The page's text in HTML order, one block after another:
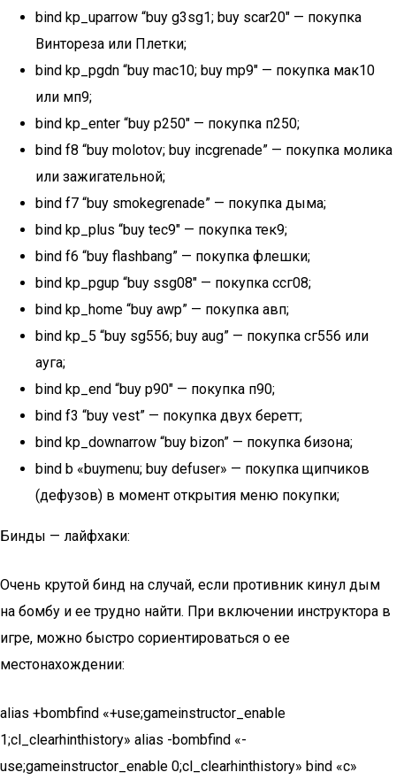
bind kp_uparrow “buy g3sg1; buy scar20″ — покупка
Винтореза или Плетки;
bind kp_pgdn “buy mac10; buy mp9″ — покупка мак10
или мп9;
bind kp_enter “buy p250″ — покупка п250;
bind f8 “buy molotov; buy incgrenade” — покупка молика
или зажигательной;
bind f7 “buy smokegrenade” — покупка дыма;
bind kp_plus “buy tec9″ — покупка тек9;
bind f6 “buy flashbang” — покупка флешки;
bind kp_pgup “buy ssg08″ — покупка ссг08;
bind kp_home “buy awp” — покупка авп;
bind kp_5 “buy sg556; buy aug” — покупка сг556 или
ауга;
bind kp_end “buy p90″ — покупка п90;
bind f3 “buy vest” — покупка двух беретт;
bind kp_downarrow “buy bizon” — покупка бизона;
bind b «buymenu; buy defuser» — покупка щипчиков
(дефузов) в момент открытия меню покупки;
Бинды — лайфхаки:
Очень крутой бинд на случай, если противник кинул дым
на бомбу и ее трудно найти. При включении инструктора в
игре, можно быстро сориентироваться о ее
местонахождении:
alias +bombfind «+use;gameinstructor_enable
1;cl_clearhinthistory» alias -bombfind «-
use;gameinstructor_enable 0;cl_clearhinthistory» bind «c»